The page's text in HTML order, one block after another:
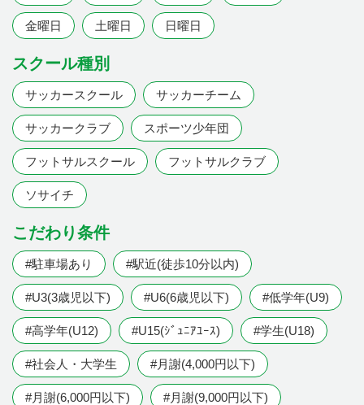
金曜日 土曜日 日曜日
スクール種別
サッカースクール サッカーチーム
サッカークラブ スポーツ少年団
フットサルスクール フットサルクラブ
ソサイチ
こだわり条件
#駐車場あり #駅近(徒歩10分以内)
#U3(3歳児以下) #U6(6歳児以下) #低学年(U9)
#高学年(U12) #U15(ｼﾞｭﾆｱﾕｰｽ) #学生(U18)
#社会人・大学生 #月謝(4,000円以下)
#月謝(6,000円以下) #月謝(9,000円以下)